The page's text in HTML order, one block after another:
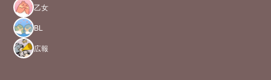
乙女
BL
広報